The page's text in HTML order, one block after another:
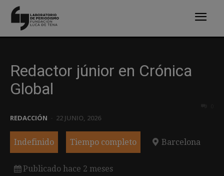
Redactor júnior en Crónica
Global
REDACCIÓN 22 JUNIO, 2026
Indefinido Tiempo completo Barcelona
Publicado hace 2 meses